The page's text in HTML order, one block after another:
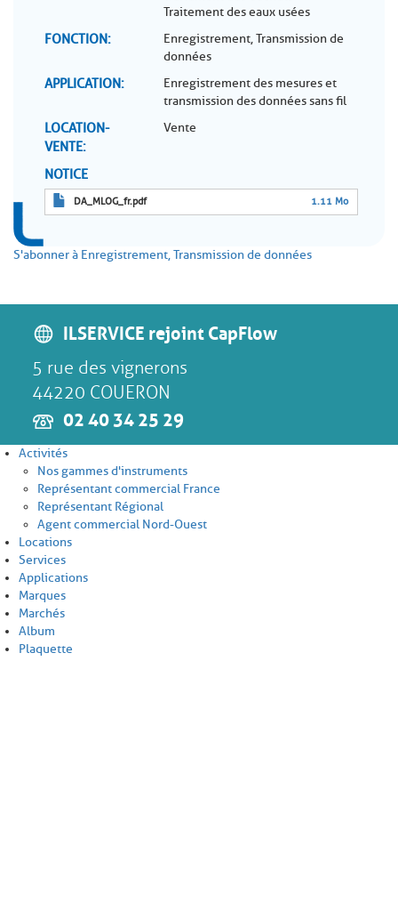
Traitement des eaux usées
FONCTION
Enregistrement, Transmission de
données
APPLICATION
Enregistrement des mesures et
transmission des données sans fil
LOCATION-
VENTE
Vente
NOTICE
DA_MLOG_fr.pdf 1.11 Mo
S'abonner à Enregistrement, Transmission de données
ILSERVICE rejoint CapFlow
5 rue des vignerons
44220 COUERON
02 40 34 25 29
Activités
Nos gammes d'instruments
Représentant commercial France
Représentant Régional
Agent commercial Nord-Ouest
Locations
Services
Applications
Marques
Marchés
Album
Plaquette